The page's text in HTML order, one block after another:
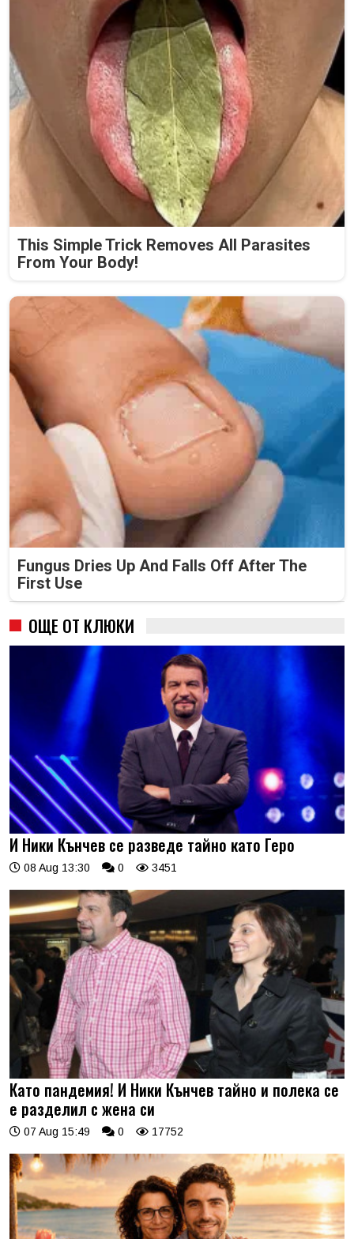
This Simple Trick Removes All Parasites
From Your Body!
Fungus Dries Up And Falls Off After The
First Use
ОЩЕ ОТ КЛЮКИ
И Ники Кънчев се разведе тайно като Геро
08 Aug 13:30 0 3451
Като пандемия! И Ники Кънчев тайно и полека се
е разделил с жена си
07 Aug 15:49 0 17752